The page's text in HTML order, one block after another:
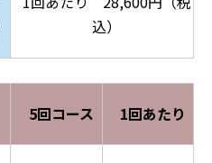
込）
5回コース 1回あたり